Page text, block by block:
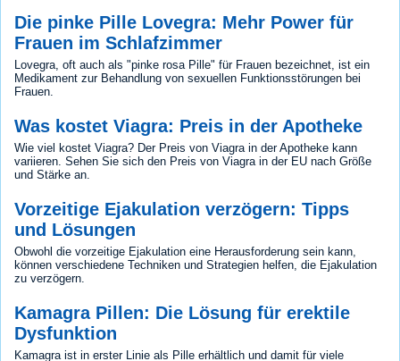
Die pinke Pille Lovegra: Mehr Power für
Frauen im Schlafzimmer
Lovegra, oft auch als "pinke rosa Pille" für Frauen bezeichnet, ist ein
Medikament zur Behandlung von sexuellen Funktionsstörungen bei
Frauen.
Was kostet Viagra: Preis in der Apotheke
Wie viel kostet Viagra? Der Preis von Viagra in der Apotheke kann
variieren. Sehen Sie sich den Preis von Viagra in der EU nach Größe
und Stärke an.
Vorzeitige Ejakulation verzögern: Tipps
und Lösungen
Obwohl die vorzeitige Ejakulation eine Herausforderung sein kann,
können verschiedene Techniken und Strategien helfen, die Ejakulation
zu verzögern.
Kamagra Pillen: Die Lösung für erektile
Dysfunktion
Kamagra ist in erster Linie als Pille erhältlich und damit für viele